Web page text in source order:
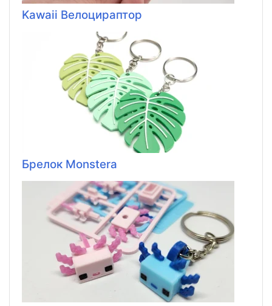
Kawaii Велоцираптор
Брелок Monstera